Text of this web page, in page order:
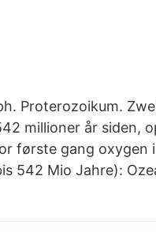
Proterozoikum.
millioner år siden,
første gang oxygen
542 Mio Jahre):